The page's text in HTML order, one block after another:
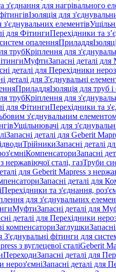
з'єднання для нагрівального
Ізоляція для
елементів
для ФітингиПерехідники та
опаленняПриладдя
трубКріплення для
МуфтиЗапасні деталі
деталі для Перехідники
деталі для З'єднувальні
ПриладдяІзоляція для труб і
трубКріплення для
для ФітингиПерехідники та
з'єднувальним
Ущільнювачі для
Запасні деталі для Geberit
ТрійникиЗапасні деталі
КомпенсаториЗапасні
нержавіючої сталі, газТруби
для Geberit Mapress з
Запасні деталі для
Перехідники та з'єднання,
для з'єднувальних
МуфтиЗапасні деталі для
деталі для Перехідники
компенсаториЗаглушки
З'єднувальні фітинги для
з вуглецевої сталіGeberit
ПереходиЗапасні деталі для
нероз'ємніЗапасні деталі для